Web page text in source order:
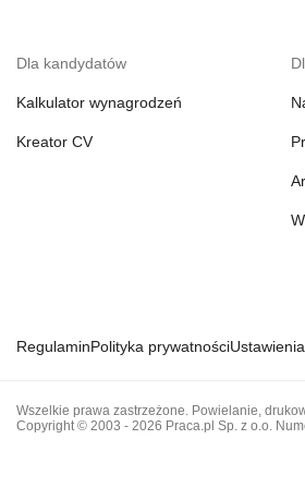
Dla kandydatów
Kalkulator wynagrodzeń
Kreator CV
RegulaminPolityka prywatności
Wszelkie prawa zastrzeżone. Powielanie,
Copyright © 2003 - 2026 Praca.pl Sp. z o.o.